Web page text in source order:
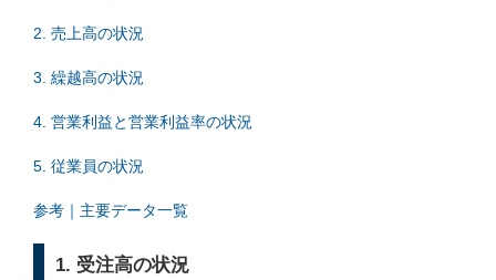
2. 売上高の状況
3. 繰越高の状況
4. 営業利益と営業利益率の状況
5. 従業員の状況
参考｜主要データ一覧
1. 受注高の状況